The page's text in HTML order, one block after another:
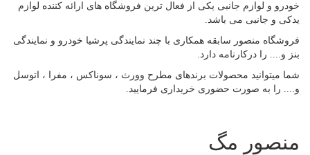
و لوازم جانبی یکی از فعال ترین فروشگاه های ارائه کننده لوازم
و جانبی می باشد.
منصور سابقه همکاری با چند نمایندگی پرشیا خودرو و نمایندگی
و.... را درکارنامه دارد.
میتوانید محصولات برندهای مطرح وورث ، سوناکس ، مفرا ، اتوسل
را به صورت حضوری خریداری فرمایید.
مگ